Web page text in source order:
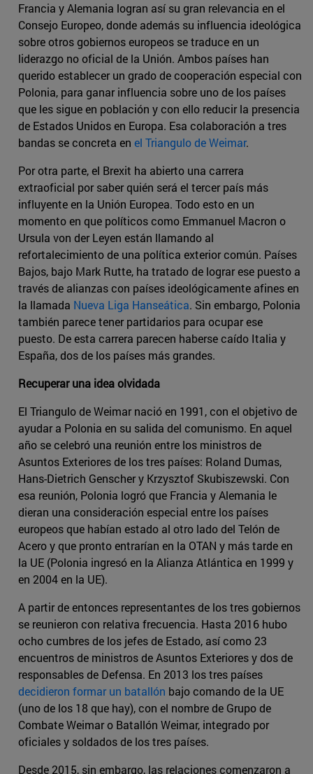
Francia y Alemania logran así su gran relevancia en el
Consejo Europeo, donde además su influencia ideológica
sobre otros gobiernos europeos se traduce en un
liderazgo no oficial de la Unión. Ambos países han
querido establecer un grado de cooperación especial con
Polonia, para ganar influencia sobre uno de los países
que les sigue en población y con ello reducir la presencia
de Estados Unidos en Europa. Esa colaboración a tres
bandas se concreta en el Triangulo de Weimar.
Por otra parte, el Brexit ha abierto una carrera
extraoficial por saber quién será el tercer país más
influyente en la Unión Europea. Todo esto en un
momento en que políticos como Emmanuel Macron o
Ursula von der Leyen están llamando al
refortalecimiento de una política exterior común. Países
Bajos, bajo Mark Rutte, ha tratado de lograr ese puesto a
través de alianzas con países ideológicamente afines en
la llamada Nueva Liga Hanseática. Sin embargo, Polonia
también parece tener partidarios para ocupar ese
puesto. De esta carrera parecen haberse caído Italia y
España, dos de los países más grandes.
Recuperar una idea olvidada
El Triangulo de Weimar nació en 1991, con el objetivo de
ayudar a Polonia en su salida del comunismo. En aquel
año se celebró una reunión entre los ministros de
Asuntos Exteriores de los tres países: Roland Dumas,
Hans-Dietrich Genscher y Krzysztof Skubiszewski. Con
esa reunión, Polonia logró que Francia y Alemania le
dieran una consideración especial entre los países
europeos que habían estado al otro lado del Telón de
Acero y que pronto entrarían en la OTAN y más tarde en
la UE (Polonia ingresó en la Alianza Atlántica en 1999 y
en 2004 en la UE).
A partir de entonces representantes de los tres gobiernos
se reunieron con relativa frecuencia. Hasta 2016 hubo
ocho cumbres de los jefes de Estado, así como 23
encuentros de ministros de Asuntos Exteriores y dos de
responsables de Defensa. En 2013 los tres países
decidieron formar un batallón bajo comando de la UE
(uno de los 18 que hay), con el nombre de Grupo de
Combate Weimar o Batallón Weimar, integrado por
oficiales y soldados de los tres países.
Desde 2015, sin embargo, las relaciones comenzaron a